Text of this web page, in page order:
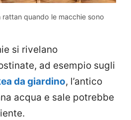
rattan quando le macchie sono
si rivelano
ad esempio sugli
da giardino, l’antico
acqua e sale potrebbe